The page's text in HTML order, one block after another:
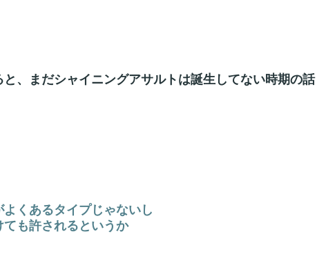
、まだシャイニングアサルトは誕生してない時期の話
くあるタイプじゃないし
も許されるというか